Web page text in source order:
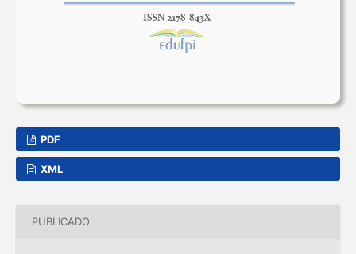
PDF
XML
PUBLICADO